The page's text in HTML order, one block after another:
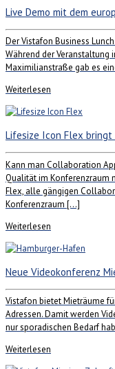
Live Demo mit dem
Der Vistafon Business
Während der Veranstaltung
Maximilianstraße gab es
Weiterlesen
Lifesize Icon Flex
Kann man Collaboration
Qualität im Konferenzraum
Flex, alle gängigen
Konferenzraum […]
Weiterlesen
Neue Videokonferenz
Vistafon bietet Mieträume
Adressen. Damit werden
nur sporadischen Bedarf
Weiterlesen